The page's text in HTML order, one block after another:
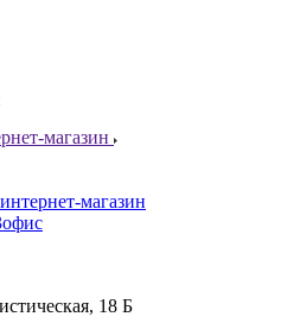
магазин
интернет-магазин
офис
18 Б